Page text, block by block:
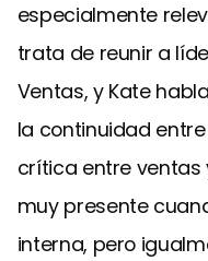
especialmente
trata de reunir a
Ventas, y Kate
la continuidad
crítica entre ventas
muy presente
interna, pero